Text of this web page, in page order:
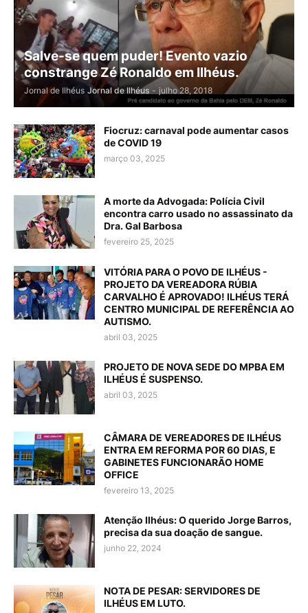
Salve-se quem puder! Evento vazio
constrange Zé Ronaldo em Ilhéus.
Jornal de Ilhéus Jornal de Ilhéus - julho 28, 2018
Fiocruz: carnaval pode aumentar casos
de COVID 19
março 03, 2025
A morte da Advogada: Polícia Civil
encontra carro usado no assassinato da
Dra. Gal Barbosa
fevereiro 25, 2025
VITÓRIA PARA O POVO DE ILHÉUS -
PROJETO DA VEREADORA RÚBIA
CARVALHO É APROVADO! ILHÉUS TERÁ
CENTRO MUNICIPAL DE REFERÊNCIA AO
AUTISMO.
abril 03, 2025
PROJETO DE NOVA SEDE DO MPBA EM
ILHÉUS É SUSPENSO.
abril 03, 2025
CÂMARA DE VEREADORES DE ILHÉUS
ENTRA EM REFORMA POR 60 DIAS, E
GABINETES FUNCIONARÃO HOME
OFFICE
fevereiro 13, 2025
Atenção Ilhéus: O querido Jorge Barros,
precisa da sua doação de sangue.
junho 22, 2024
NOTA DE PESAR: SERVIDORES DE
ILHÉUS EM LUTO.